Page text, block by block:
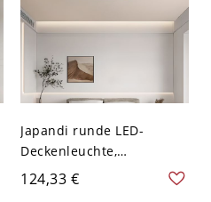
110V-120V Geometrie
Walnuss Farbe
Japandi runde LED-
Deckenleuchte,
minimalistischer
Deckenstrahler mit
124,33 €